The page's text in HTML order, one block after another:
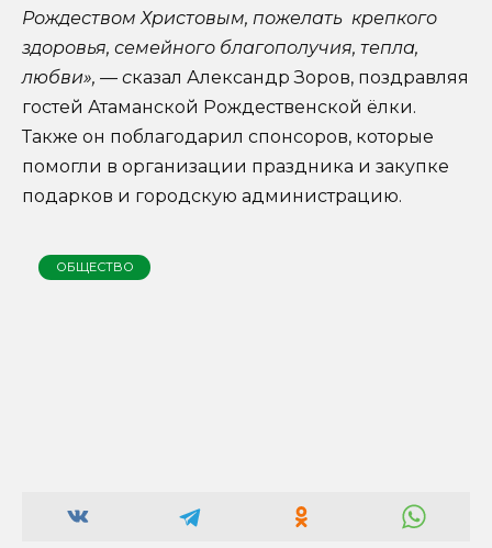
Рождеством Христовым, пожелать крепкого
здоровья, семейного благополучия, тепла,
любви», — сказал Александр Зоров, поздравляя
гостей Атаманской Рождественской ёлки.
Также он поблагодарил спонсоров, которые
помогли в организации праздника и закупке
подарков и городскую администрацию.
ОБЩЕСТВО